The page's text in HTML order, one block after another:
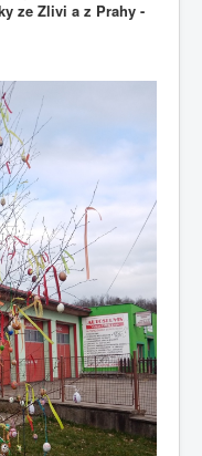
ze Zlivi a z Prahy -